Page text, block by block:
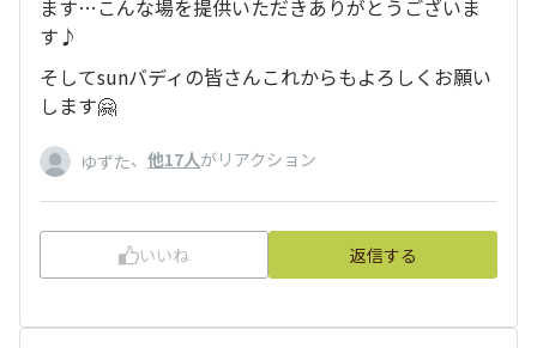
ます…こんな場を提供いただきありがとうございま
す♪
そしてsunバディの皆さんこれからもよろしくお願い
します🤗
ゆずた、 他17人がリアクション
いいね 返信する